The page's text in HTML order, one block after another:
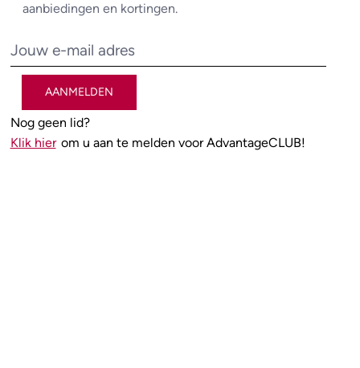
aanbiedingen en kortingen.
AANMELDEN
Nog geen lid?
Klik hier om u aan te melden voor AdvantageCLUB!